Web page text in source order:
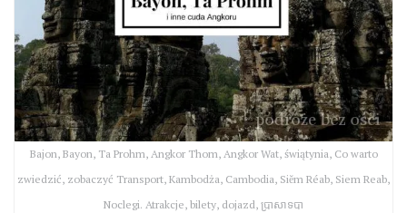
Bajon, Bayon, Ta Prohm, Angkor Thom, Angkor Wat, świątynia, Co warto
zwiedzić, zobaczyć Transport, Kambodża, Cambodia, Siĕm Réab, Siem Reab,
Noclegi. Atrakcje, bilety, dojazd, ប្រាសាទបា